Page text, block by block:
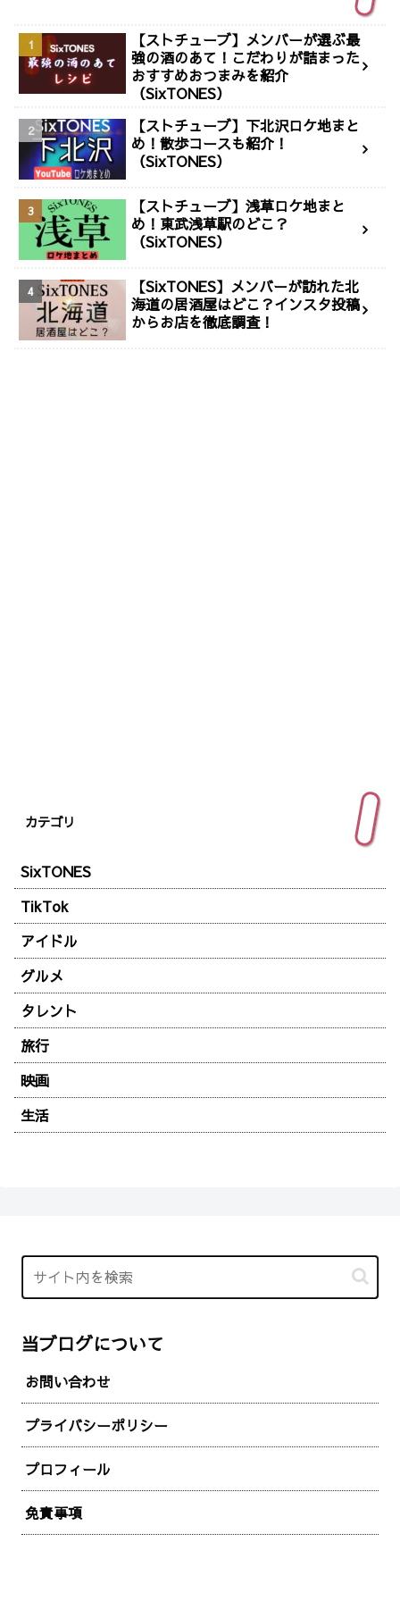
【ストチューブ】メンバーが選ぶ最
強の酒のあて！こだわりが詰まった
おすすめおつまみを紹介
（SixTONES）
【ストチューブ】下北沢ロケ地まと
め！散歩コースも紹介！
（SixTONES）
【ストチューブ】浅草ロケ地まと
め！東武浅草駅のどこ？
（SixTONES）
【SixTONES】メンバーが訪れた北
海道の居酒屋はどこ？インスタ投稿
からお店を徹底調査！
カテゴリ
SixTONES
TikTok
アイドル
グルメ
タレント
旅行
映画
生活
当ブログについて
お問い合わせ
プライバシーポリシー
プロフィール
免責事項